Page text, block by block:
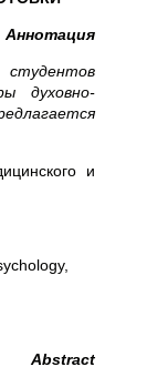
Аннотация
духовно-
и
Аbstract